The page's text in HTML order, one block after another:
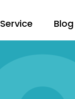
Service Blog